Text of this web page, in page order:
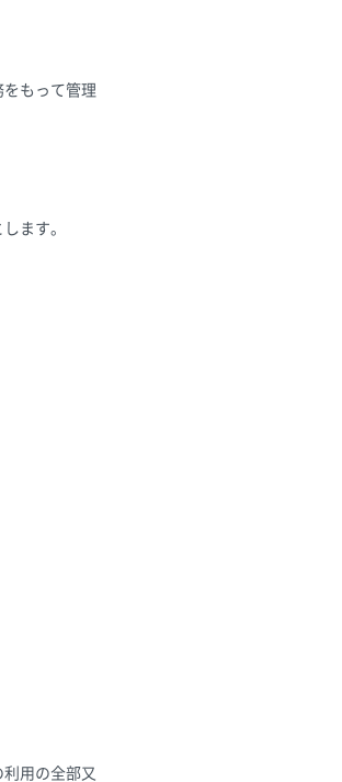
もって管理
ます。
用の全部又